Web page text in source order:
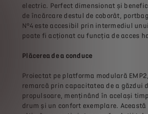
electric. Perfect dimensionat și
de încărcare destul de coborât,
N°4 este accesibil prin intermediul
poate fi acționat cu funcția de acces
Plăcerea de a conduce
Proiectat pe platforma modulară
remarcă prin capacitatea de a găzdui
propulsoare, menținând în același
drum și un confort exemplare.